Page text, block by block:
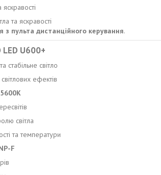
та яскравості
з пульта дистанційного керування.
LED U600+
стабільне світло
ефектів
світла
та температури
F